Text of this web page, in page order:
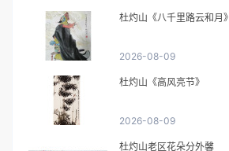
杜灼山《八千里路云和月》
2026-08-09
杜灼山《高风亮节》
2026-08-09
杜灼山老区花朵分外馨